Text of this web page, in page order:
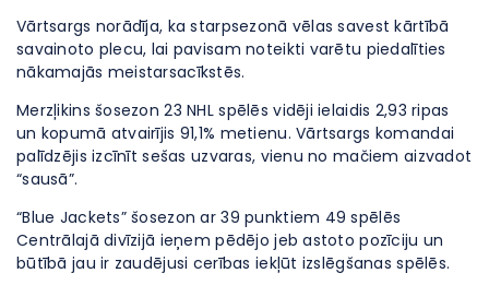
Vārtsargs norādīja, ka starpsezonā vēlas savest kārtībā
savainoto plecu, lai pavisam noteikti varētu piedalīties
nākamajās meistarsacīkstēs.
Merzļikins šosezon 23 NHL spēlēs vidēji ielaidis 2,93 ripas
un kopumā atvairījis 91,1% metienu. Vārtsargs komandai
palīdzējis izcīnīt sešas uzvaras, vienu no mačiem aizvadot
“sausā”.
“Blue Jackets” šosezon ar 39 punktiem 49 spēlēs
Centrālajā divīzijā ieņem pēdējo jeb astoto pozīciju un
būtībā jau ir zaudējusi cerības iekļūt izslēgšanas spēlēs.